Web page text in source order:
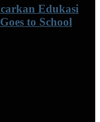
Edukasi
to School